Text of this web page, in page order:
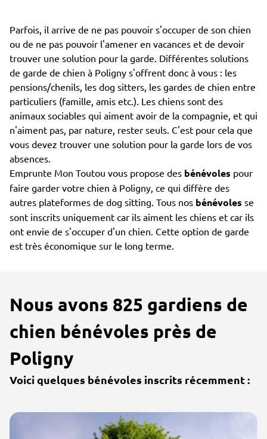
Parfois, il arrive de ne pas pouvoir s'occuper de son chien
ou de ne pas pouvoir l'amener en vacances et de devoir
trouver une solution pour la garde. Différentes solutions
de garde de chien à Poligny s'offrent donc à vous : les
pensions/chenils, les dog sitters, les gardes de chien entre
particuliers (famille, amis etc.). Les chiens sont des
animaux sociables qui aiment avoir de la compagnie, et qui
n'aiment pas, par nature, rester seuls. C'est pour cela que
vous devez trouver une solution pour la garde lors de vos
absences.
Emprunte Mon Toutou vous propose des bénévoles pour
faire garder votre chien à Poligny, ce qui diffère des
autres plateformes de dog sitting. Tous nos bénévoles se
sont inscrits uniquement car ils aiment les chiens et car ils
ont envie de s'occuper d'un chien. Cette option de garde
est très économique sur le long terme.
Nous avons 825 gardiens de
chien bénévoles près de
Poligny
Voici quelques bénévoles inscrits récemment :